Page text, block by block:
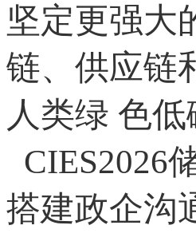
坚定更强大
链、供应链
人类绿 色
CIES2026
搭建政企沟